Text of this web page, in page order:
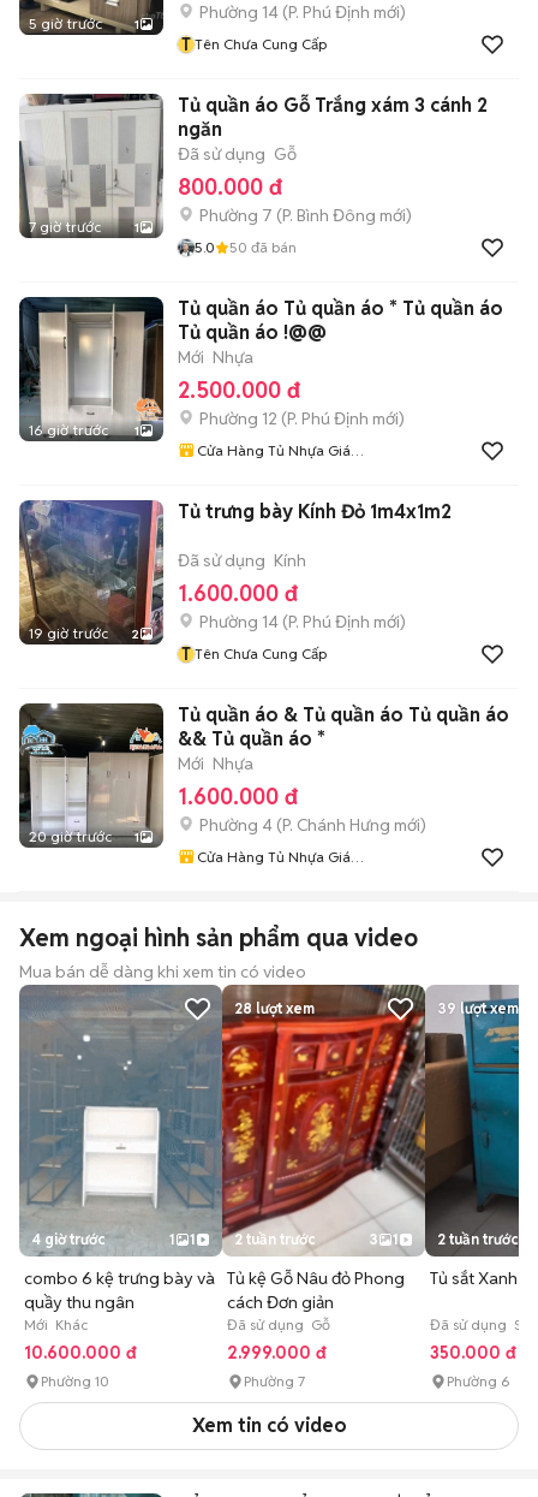
5 giờ trước 1
Phường 14 (P. Phú Định mới)
T Tên Chưa Cung Cấp
7 giờ trước 1
Tủ quần áo Gỗ Trắng xám 3 cánh 2
ngăn
Đã sử dụng Gỗ
800.000 đ
Phường 7 (P. Bình Đông mới)
5.0 50 đã bán
16 giờ trước 1
Tủ quần áo Tủ quần áo * Tủ quần áo
Tủ quần áo !@@
Mới Nhựa
2.500.000 đ
Phường 12 (P. Phú Định mới)
Cửa Hàng Tủ Nhựa Giá
19 giờ trước 2
Tủ trưng bày Kính Đỏ 1m4x1m2
Đã sử dụng Kính
1.600.000 đ
Phường 14 (P. Phú Định mới)
T Tên Chưa Cung Cấp
20 giờ trước 1
Tủ quần áo & Tủ quần áo Tủ quần áo
&& Tủ quần áo *
Mới Nhựa
1.600.000 đ
Phường 4 (P. Chánh Hưng mới)
Cửa Hàng Tủ Nhựa Giá
Xem ngoại hình sản phẩm qua video
Mua bán dễ dàng khi xem tin có video
4 giờ trước 1 1
combo 6 kệ trưng bày và
quầy thu ngân
Mới Khác
10.600.000 đ
Phường 10
28 lượt xem
2 tuần trước 3 1
Tủ kệ Gỗ Nâu đỏ Phong
cách Đơn giản
Đã sử dụng Gỗ
2.999.000 đ
Phường 7
39 lượt xem
2 tuần trước
Tủ sắt Xanh
Đã sử dụng Sắt
350.000 đ
Phường 6
Xem tin có video